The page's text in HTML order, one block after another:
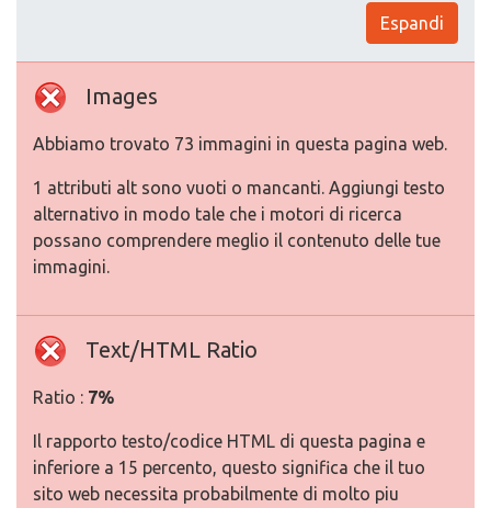
Espandi
Images
Abbiamo trovato 73 immagini in questa pagina web.
1 attributi alt sono vuoti o mancanti. Aggiungi testo
alternativo in modo tale che i motori di ricerca
possano comprendere meglio il contenuto delle tue
immagini.
Text/HTML Ratio
Ratio : 7%
Il rapporto testo/codice HTML di questa pagina e
inferiore a 15 percento, questo significa che il tuo
sito web necessita probabilmente di molto piu